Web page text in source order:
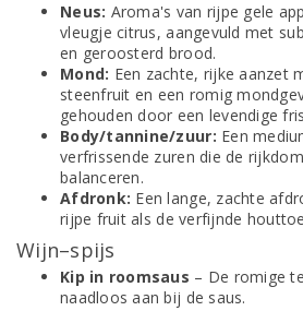
Neus: Aroma's van rijpe gele
vleugje citrus, aangevuld met
en geroosterd brood.
Mond: Een zachte, rijke aanzet
steenfruit en een romig
gehouden door een levendige
Body/tannine/zuur: Een
verfrissende zuren die de
balanceren.
Afdronk: Een lange, zachte
rijpe fruit als de verfijnde
Wijn–spijs
Kip in roomsaus – De romige
naadloos aan bij de saus.